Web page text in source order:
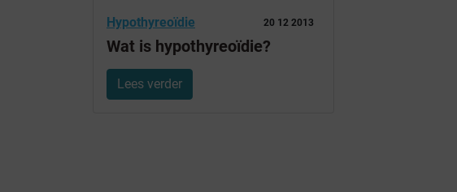
20 12 2013
Hypothyreoïdie
Wat is hypothyreoïdie?
Lees verder